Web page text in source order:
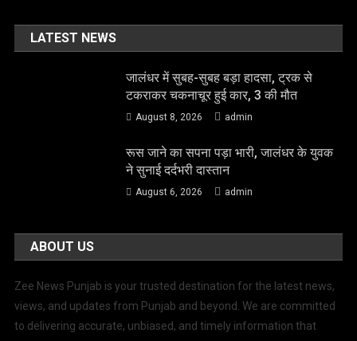
LATEST NEWS
जालंधर में सुबह-सुबह बड़ा हादसा, ट्रक से
टकराकर चकनाचूर हुई कार, 3 की मौत
August 8, 2026 admin
रूस जाने का सपना पड़ा भारी, जालंधर के युवक
ने सुनाई दर्दभरी दास्तान
August 6, 2026 admin
ABOUT US
Zee News Punjab is your trusted destination for the latest news,
views, and updates from Punjab and beyond. We are committed
to delivering accurate, unbiased, and timely information that